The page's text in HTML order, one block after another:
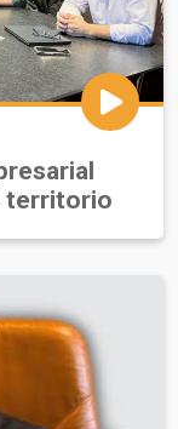
territorio